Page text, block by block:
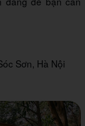
Sơn, Hà Nội